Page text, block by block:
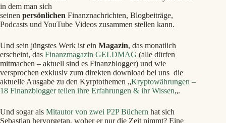
in dem man sich
seinen persönlichen Finanznachrichten, Blogbeiträge,
Podcasts und YouTube Videos zusammen stellen kann.
Und sein jüngstes Werk ist ein Magazin, das monatlich
erscheint, das Finanzmagazin GELDMAG (alle dürfen
mitmachen – aktuell sind es Finanzblogger) und wie
versprochen exklusiv zum direkten download bei uns die
aktuelle Ausgabe zu den Kyrptothemen „Kryptowährungen –
18 Finanzblogger teilen ihre Erfahrungen & ihr Wissen„.
Und sogar als Mitautor von zwei P2P Büchern hat sich
Sebastian hervorgetan, woher er nur die Zeit nimmt? Eine